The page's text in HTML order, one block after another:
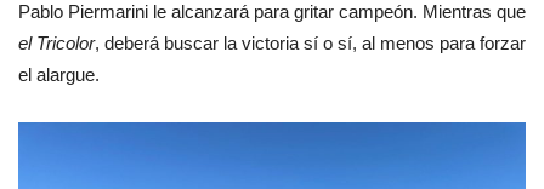
Pablo Piermarini le alcanzará para gritar campeón. Mientras que
el Tricolor, deberá buscar la victoria sí o sí, al menos para forzar
el alargue.